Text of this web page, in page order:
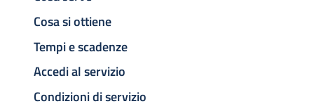
Cosa si ottiene
Tempi e scadenze
Accedi al servizio
Condizioni di servizio